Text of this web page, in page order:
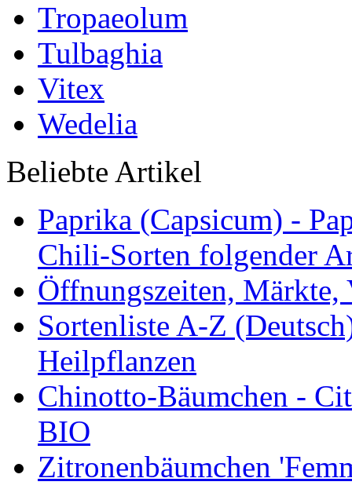
Tropaeolum
Tulbaghia
Vitex
Wedelia
Beliebte Artikel
Paprika (Capsicum) -
Chili-Sorten folgender
Öffnungszeiten, Märkte,
Sortenliste A-Z
Heilpflanzen
Chinotto-Bäumchen -
BIO
Zitronenbäumchen